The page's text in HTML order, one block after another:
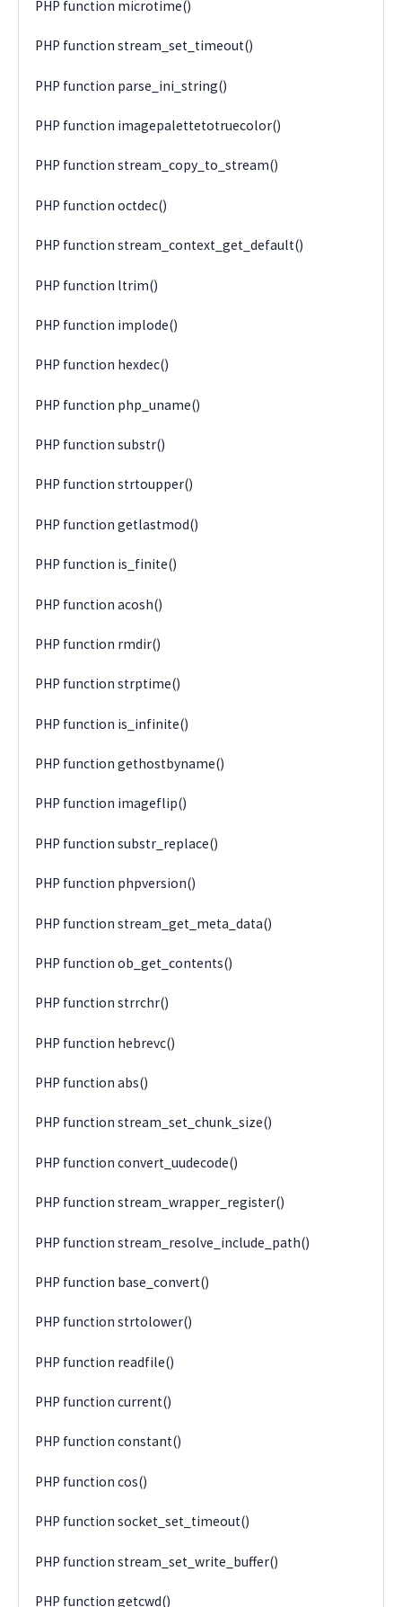
PHP function microtime()
PHP function stream_set_timeout()
PHP function parse_ini_string()
PHP function imagepalettetotruecolor()
PHP function stream_copy_to_stream()
PHP function octdec()
PHP function stream_context_get_default()
PHP function ltrim()
PHP function implode()
PHP function hexdec()
PHP function php_uname()
PHP function substr()
PHP function strtoupper()
PHP function getlastmod()
PHP function is_finite()
PHP function acosh()
PHP function rmdir()
PHP function strptime()
PHP function is_infinite()
PHP function gethostbyname()
PHP function imageflip()
PHP function substr_replace()
PHP function phpversion()
PHP function stream_get_meta_data()
PHP function ob_get_contents()
PHP function strrchr()
PHP function hebrevc()
PHP function abs()
PHP function stream_set_chunk_size()
PHP function convert_uudecode()
PHP function stream_wrapper_register()
PHP function stream_resolve_include_path()
PHP function base_convert()
PHP function strtolower()
PHP function readfile()
PHP function current()
PHP function constant()
PHP function cos()
PHP function socket_set_timeout()
PHP function stream_set_write_buffer()
PHP function getcwd()